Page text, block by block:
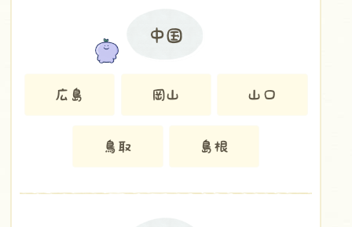
中国
広島 岡山 山口
鳥取 島根